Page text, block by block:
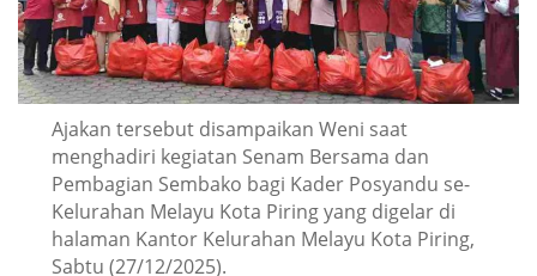
Ajakan tersebut disampaikan Weni saat
menghadiri kegiatan Senam Bersama dan
Pembagian Sembako bagi Kader Posyandu se-
Kelurahan Melayu Kota Piring yang digelar di
halaman Kantor Kelurahan Melayu Kota Piring,
Sabtu (27/12/2025).